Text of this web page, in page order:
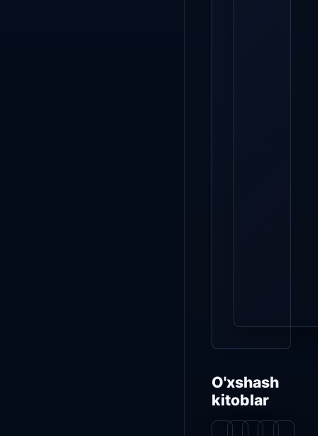
O'xshash
kitoblar